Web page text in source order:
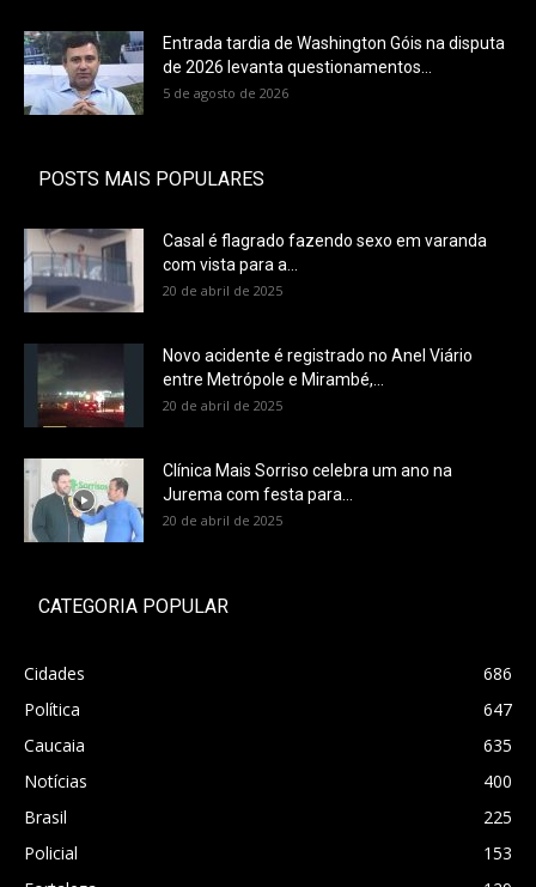
Entrada tardia de Washington Góis na disputa
de 2026 levanta questionamentos...
5 de agosto de 2026
POSTS MAIS POPULARES
Casal é flagrado fazendo sexo em varanda
com vista para a...
20 de abril de 2025
Novo acidente é registrado no Anel Viário
entre Metrópole e Mirambé,...
20 de abril de 2025
Clínica Mais Sorriso celebra um ano na
Jurema com festa para...
20 de abril de 2025
CATEGORIA POPULAR
Cidades
686
Política
647
Caucaia
635
Notícias
400
Brasil
225
Policial
153